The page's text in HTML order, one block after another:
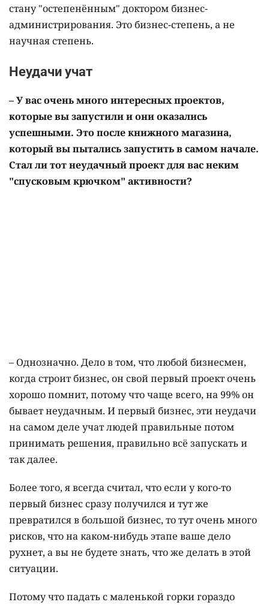
стану "остепенённым" доктором бизнес-
администрирования. Это бизнес-степень, а не
научная степень.
Неудачи учат
– У вас очень много интересных проектов,
которые вы запустили и они оказались
успешными. Это после книжного магазина,
который вы пытались запустить в самом начале.
Стал ли тот неудачный проект для вас неким
"спусковым крючком" активности?
– Однозначно. Дело в том, что любой бизнесмен,
когда строит бизнес, он свой первый проект очень
хорошо помнит, потому что чаще всего, на 99% он
бывает неудачным. И первый бизнес, эти неудачи
на самом деле учат людей правильные потом
принимать решения, правильно всё запускать и
так далее.
Более того, я всегда считал, что если у кого-то
первый бизнес сразу получился и тут же
превратился в большой бизнес, то тут очень много
рисков, что на каком-нибудь этапе ваше дело
рухнет, а вы не будете знать, что же делать в этой
ситуации.
Потому что падать с маленькой горки гораздо